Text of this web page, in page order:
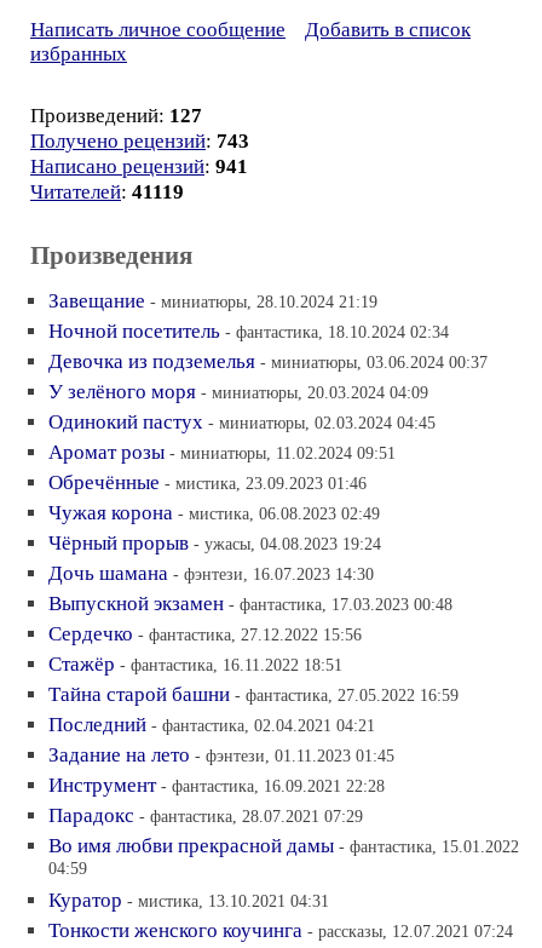
Написать личное сообщение
Добавить в список
избранных
Произведений: 127
Получено рецензий: 743
Написано рецензий: 941
Читателей: 41119
Произведения
Завещание - миниатюры, 28.10.2024 21:19
Ночной посетитель - фантастика, 18.10.2024 02:34
Девочка из подземелья - миниатюры, 03.06.2024 00:37
У зелёного моря - миниатюры, 20.03.2024 04:09
Одинокий пастух - миниатюры, 02.03.2024 04:45
Аромат розы - миниатюры, 11.02.2024 09:51
Обречённые - мистика, 23.09.2023 01:46
Чужая корона - мистика, 06.08.2023 02:49
Чёрный прорыв - ужасы, 04.08.2023 19:24
Дочь шамана - фэнтези, 16.07.2023 14:30
Выпускной экзамен - фантастика, 17.03.2023 00:48
Сердечко - фантастика, 27.12.2022 15:56
Стажёр - фантастика, 16.11.2022 18:51
Тайна старой башни - фантастика, 27.05.2022 16:59
Последний - фантастика, 02.04.2021 04:21
Задание на лето - фэнтези, 01.11.2023 01:45
Инструмент - фантастика, 16.09.2021 22:28
Парадокс - фантастика, 28.07.2021 07:29
Во имя любви прекрасной дамы - фантастика, 15.01.2022
04:59
Куратор - мистика, 13.10.2021 04:31
Тонкости женского коучинга - рассказы, 12.07.2021 07:24